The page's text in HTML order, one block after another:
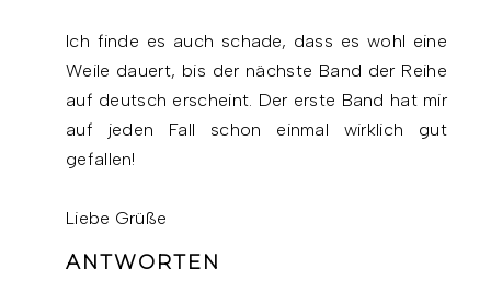
Ich finde es auch schade, dass es wohl eine
Weile dauert, bis der nächste Band der Reihe
auf deutsch erscheint. Der erste Band hat mir
auf jeden Fall schon einmal wirklich gut
gefallen!
Liebe Grüße
ANTWORTEN